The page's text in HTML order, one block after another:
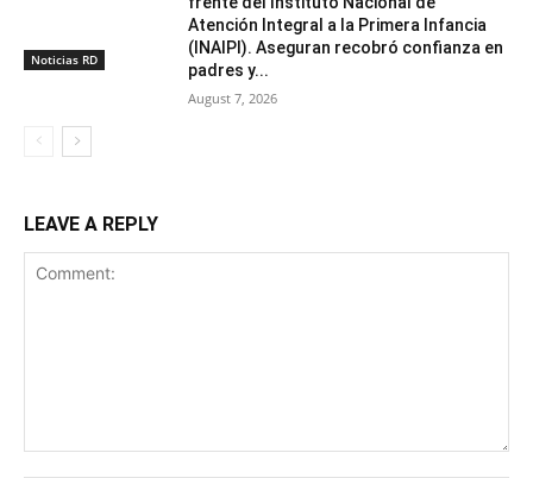
Noticias RD
Atención Integral a la Primera Infancia
(INAIPI). Aseguran recobró confianza en
padres y...
August 7, 2026
LEAVE A REPLY